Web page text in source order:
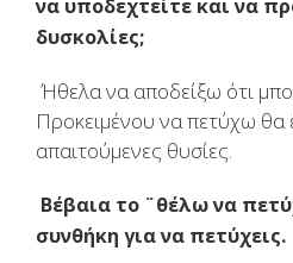
να υποδεχτείτε και να
δυσκολίες;
Ήθελα να αποδείξω ότι
Προκειμένου να πετύχω θα
απαιτούμενες θυσίες.
Βέβαια το ¨θέλω να
συνθήκη για να πετύχεις.